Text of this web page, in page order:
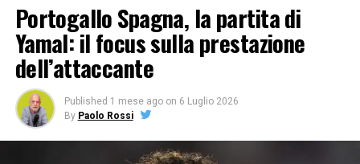
Portogallo Spagna, la partita di
Yamal: il focus sulla prestazione
dell’attaccante
Published 1 mese ago on 6 Luglio 2026
By Paolo Rossi